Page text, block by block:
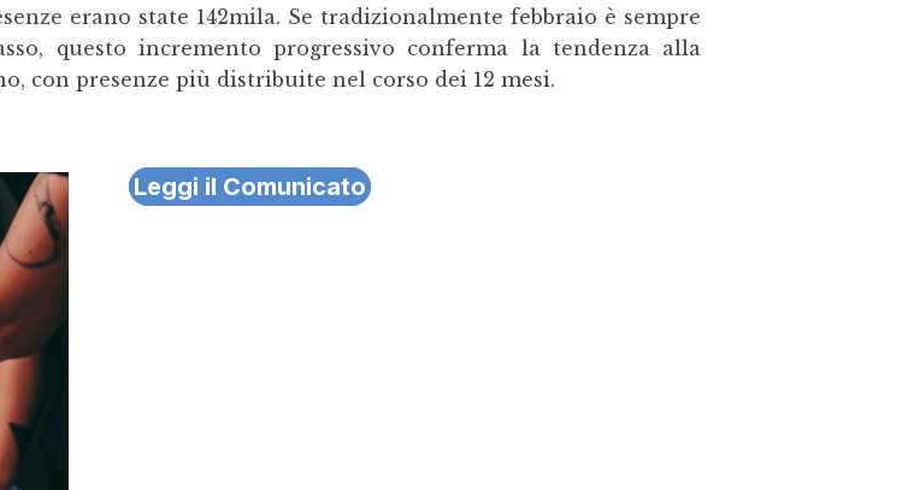
erano state 142mila. Se tradizionalmente febbraio è sempre
questo incremento progressivo conferma la tendenza alla
con presenze più distribuite nel corso dei 12 mesi.
Leggi il Comunicato